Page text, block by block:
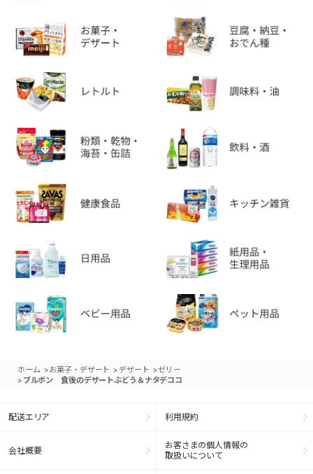
ホーム >お菓子・デザート > デザート >ゼリー
> ブルボン 食後のデザートぶどう＆ナタデココ
配送エリア 利用規約
会社概要
お客さまの個人情報の
取扱いについて